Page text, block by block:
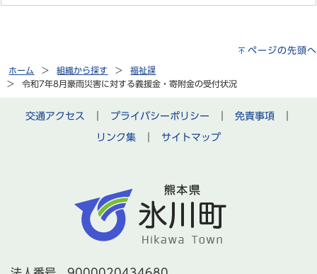
ページの先頭へ
ホーム 組織から探す
福祉課
令和7年8月豪雨災害に対する義援金・寄附金の受付状況
交通アクセス プライバシーポリシー 免責事項
リンク集
サイトマップ